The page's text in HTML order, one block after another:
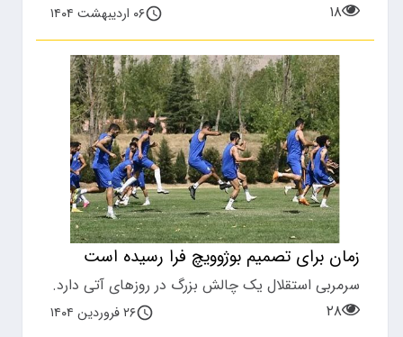
۱۸
۰۶ اردیبهشت ۱۴۰۴
زمان برای تصمیم بوژوویچ فرا رسیده است
سرمربی استقلال یک چالش بزرگ در روزهای آتی دارد.
۲۸
۲۶ فروردین ۱۴۰۴